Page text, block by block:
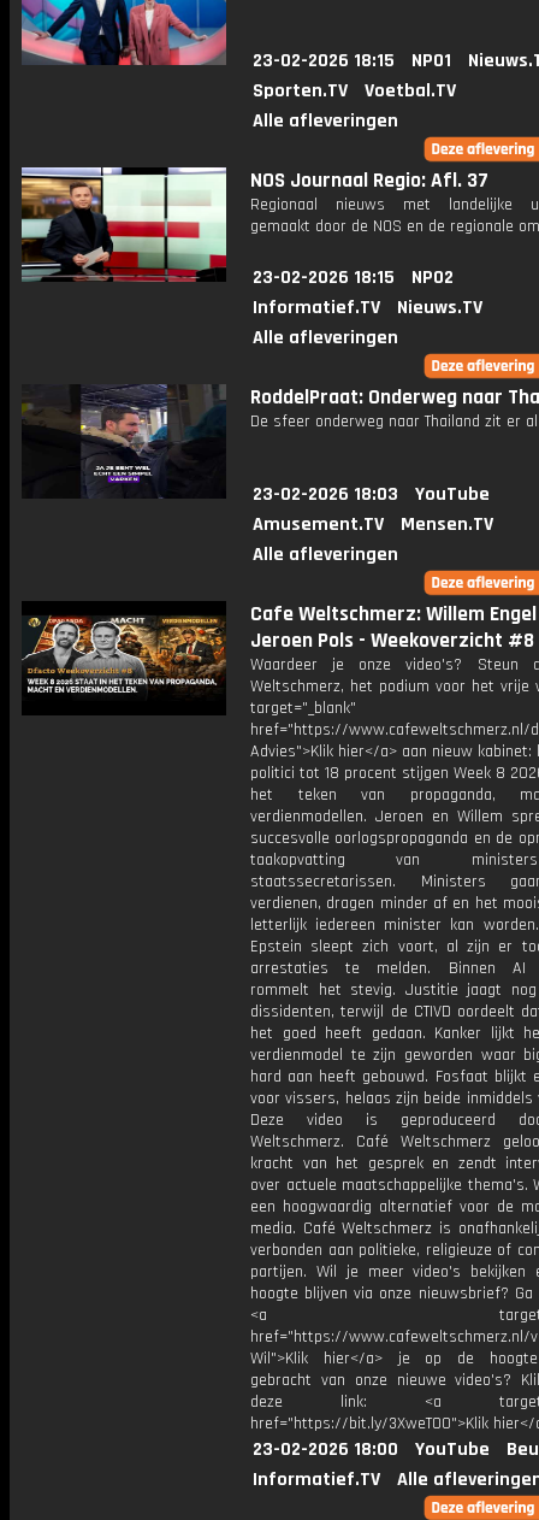
23-02-2026 18:15 NPO1
Sporten.TV
Voetbal.TV
Alle afleveringen
NOS Journaal Regio: Afl. 37
Regionaal nieuws met landelijke
gemaakt door de NOS en de regionale
23-02-2026 18:15
NPO2
Informatief.TV
Nieuws.TV
Alle afleveringen
RoddelPraat: Onderweg naar
De sfeer onderweg naar Thailand zit er
23-02-2026 18:03
YouTube
Amusement.TV
Mensen.TV
Alle afleveringen
Cafe Weltschmerz: Willem
Jeroen Pols - Weekoverzicht #8
Waardeer je onze video's? Steun
Weltschmerz, het podium voor het vrije
target="_blank"
href="https://www.cafeweltschmerz.nl/
Advies">Klik hier</a> aan nieuw kabinet:
politici tot 18 procent stijgen Week 8
het teken van propaganda,
verdienmodellen. Jeroen en Willem
succesvolle oorlogspropaganda en de
taakopvatting van
staatssecretarissen. Ministers
verdienen, dragen minder af en het
letterlijk iedereen minister kan
Epstein sleept zich voort, al zijn er
arrestaties te melden. Binnen AI
rommelt het stevig. Justitie jaagt
dissidenten, terwijl de CTIVD oordeelt
het goed heeft gedaan. Kanker lijkt
verdienmodel te zijn geworden waar
hard aan heeft gebouwd. Fosfaat blijkt
voor vissers, helaas zijn beide inmiddels
Deze video is geproduceerd
Weltschmerz. Café Weltschmerz
kracht van het gesprek en zendt
over actuele maatschappelijke thema's.
een hoogwaardig alternatief voor de
media. Café Weltschmerz is
verbonden aan politieke, religieuze of
partijen. Wil je meer video's bekijken
hoogte blijven via onze nieuwsbrief? Ga
<a
href="https://www.cafeweltschmerz.nl/
Wil">Klik hier</a> je op de
gebracht van onze nieuwe video's?
deze link: <a
href="https://bit.ly/3XweTO0">Klik hier</
23-02-2026 18:00 YouTube
Informatief.TV
Alle